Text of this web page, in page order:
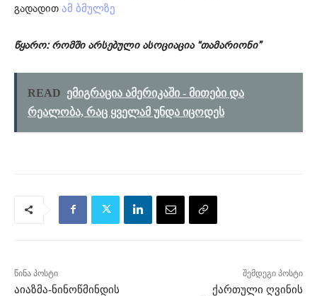
გადადით ამ ბმულზე
წყარო: რომში არსებული ასოციაცია “თამარიონი”
READ ემიგრაცია ამერიკაში - მითები და
რეალობა, რაც ყველამ უნდა იცოდეს
წინა პოსტი
აიაზმა-ნინოწმინდის
შემდეგი პოსტი
ქართული ღვინის